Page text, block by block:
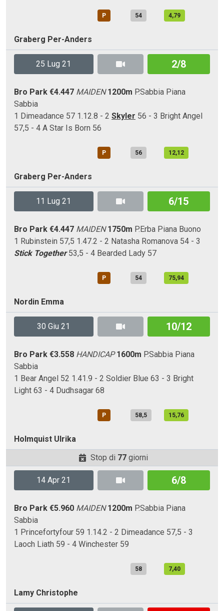
P 54 4,79
Graberg Per-Anders
25 Lug 21 2/8
Bro Park €4.447 MAIDEN 1200m P.Sabbia Piana
Sabbia
1 Dimeadance 57 1.12.8 - 2 Skyler 56 - 3 Bright Angel
57,5 - 4 A Star Is Born 56
P 56 12,12
Graberg Per-Anders
11 Lug 21 6/15
Bro Park €4.447 MAIDEN 1750m P.Erba Piana Buono
1 Rubinstein 57,5 1.47.2 - 2 Natasha Romanova 54 - 3
Stick Together53,5 - 4 Bearded Lady 57
P 54 75,94
Nordin Emma
30 Giu 21 10/12
Bro Park €3.558 HANDICAP 1600m P.Sabbia Piana
Sabbia
1 Bear Angel 52 1.41.9 - 2 Soldier Blue 63 - 3 Bright
Light 63 - 4 Dudhsagar 68
P 58,5 15,76
Holmquist Ulrika
Stop di 77giorni
14 Apr 21 6/8
Bro Park €5.960 MAIDEN 1200m P.Sabbia Piana
Sabbia
1 Princefortyfour 59 1.14.2 - 2 Dimeadance 57,5 - 3
Laoch Liath 59 - 4 Winchester 59
58 7,40
Lamy Christophe